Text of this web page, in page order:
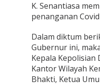
K. Senantiasa
penanganan
Dalam diktum
Gubernur ini,
Kepala Kepolisian
Kantor Wilayah
Bhakti, Ketua